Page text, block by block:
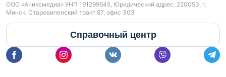
ООО «Аниксмедиа» УНП 191299645, Юридический адрес: 220053, г.
Минск, Старовиленский тракт 87, офис 303
Справочный центр